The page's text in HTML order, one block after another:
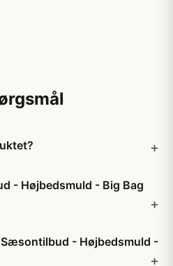
- Højbedsmuld - Big Bag
- Højbedsmuld -